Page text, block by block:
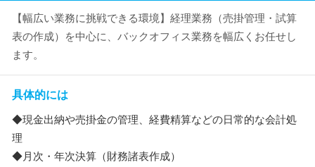
【幅広い業務に挑戦できる環境】経理業務（売掛管理・試算
表の作成）を中心に、バックオフィス業務を幅広くお任せし
ます。
具体的には
◆現金出納や売掛金の管理、経費精算などの日常的な会計処
理
◆月次・年次決算（財務諸表作成）